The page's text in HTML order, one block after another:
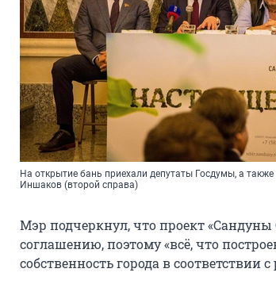
На открытие бань приехали депутаты Госдумы, а
Иншаков (второй справа)
Мэр подчеркнул, что проект
соглашению, поэтому «всё, что
собственность города в соответствии